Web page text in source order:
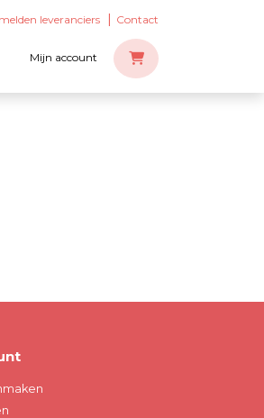
leveranciers Contact
Mijn account